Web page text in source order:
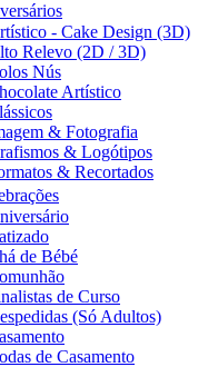
- Cake Design (3D)
Relevo (2D / 3D)
Nús
Artístico
& Fotografia
& Logótipos
& Recortados
de Bébé
de Curso
(Só Adultos)
de Casamento